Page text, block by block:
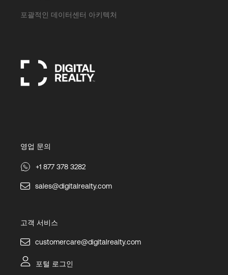
포괄적인 데이터센터 아키텍처
영업 문의
+1 877 378 3282
sales@digitalrealty.com
고객 서비스
customercare@digitalrealty.com
포털 로그인